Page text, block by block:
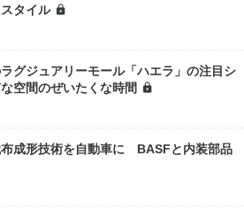
タイル
ラグジュアリーモール「ハエラ」の注目シ
空間のぜいたくな時間
布成形技術を自動車に BASFと内装部品